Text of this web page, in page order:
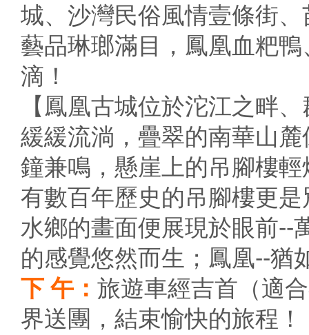
城、沙灣民俗風情壹條街
藝品琳瑯滿目，鳳凰血粑
滴！
【鳳凰古城位於沱江之畔
緩緩流淌，疊翠的南華山
鐘兼鳴，懸崖上的吊腳樓
有數百年歷史的吊腳樓更
水鄉的畫面便展現於眼前
的感覺悠然而生；鳳凰--猶
下 午： 旅遊車經吉首（適
界送團，結束愉快的旅程